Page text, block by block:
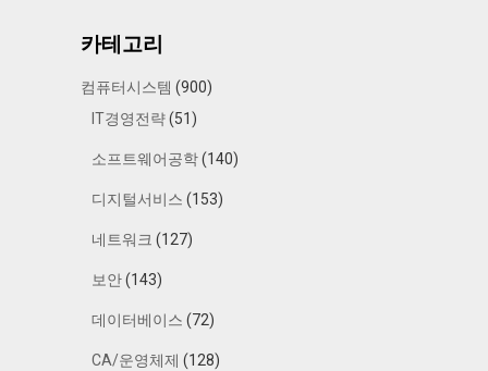
카테고리
컴퓨터시스템 (900)
IT경영전략(51)
소프트웨어공학(140)
디지털서비스 (153)
네트워크 (127)
보안(143)
데이터베이스 (72)
CA/운영체제 (128)